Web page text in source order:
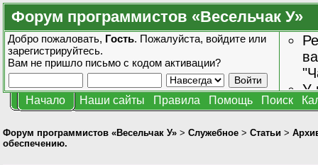
Форум программистов «Весельчак У»
Добро пожаловать, Гость. Пожалуйста, войдите или
зарегистрируйтесь.
Вам не пришло письмо с кодом активации?
У
Начало Наши сайты Правила Помощь Поиск
Форум программистов «Весельчак У» > Служебное > Статьи >
обеспечению.